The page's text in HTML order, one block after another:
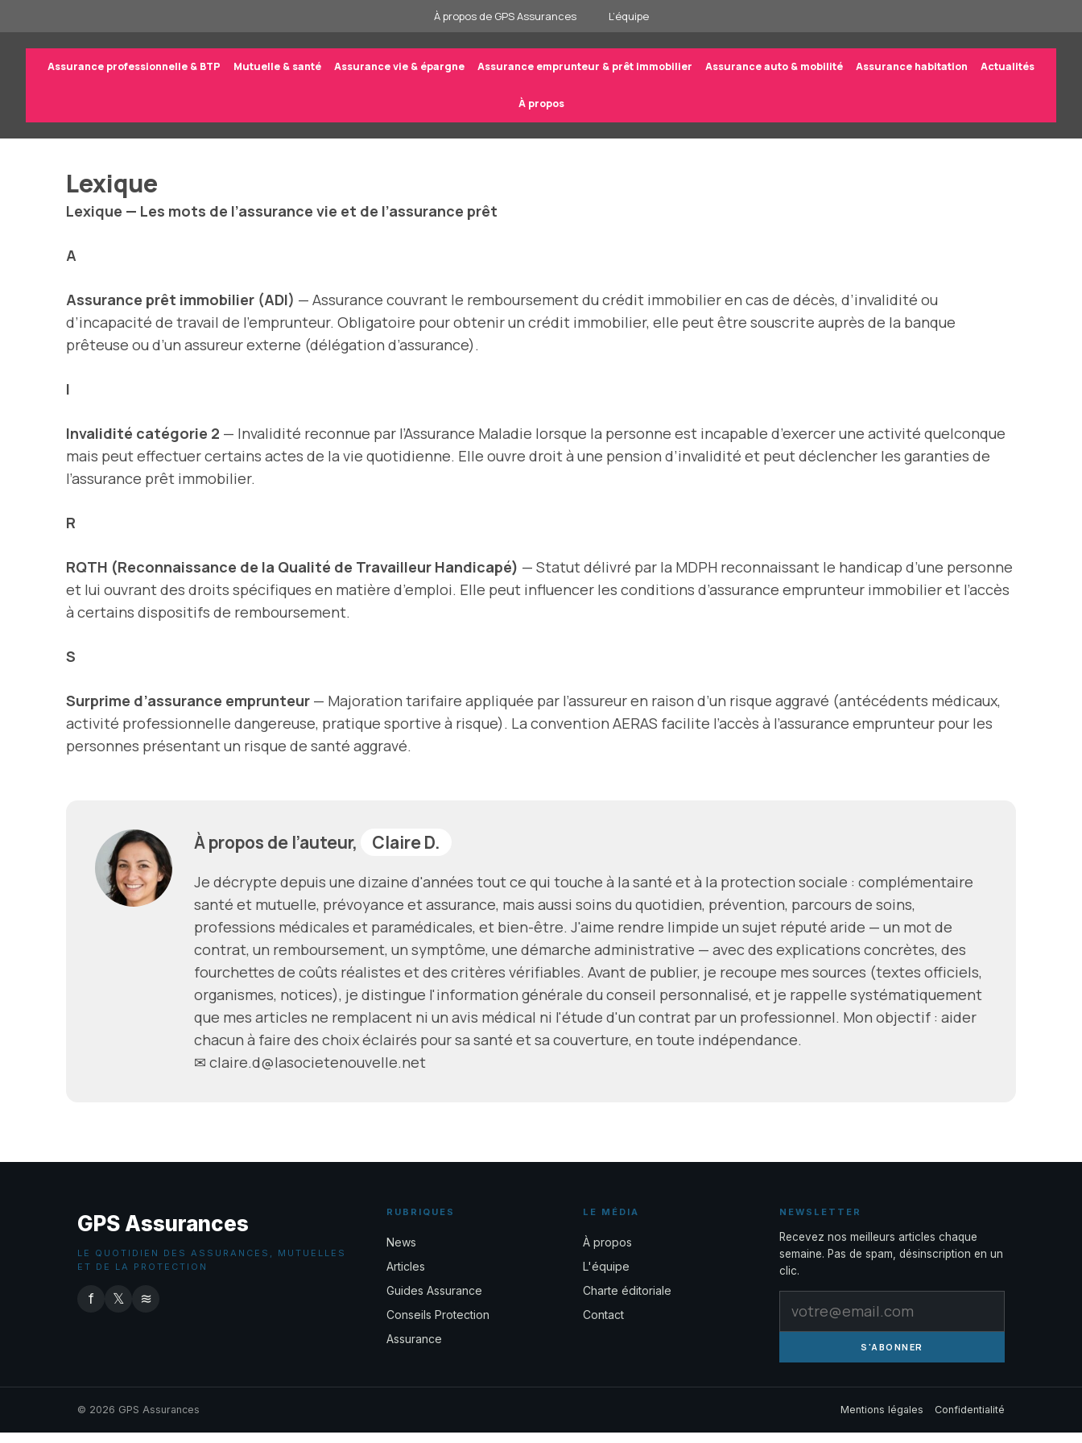
au
À propos de GPS Assurances L’équipe
Assurance professionnelle & BTP Mutuelle & santé Assurance vie & épargne Assurance emprunteur & prêt immobilier Assurance auto & mobilité Assurance habitation Actualités
À propos
Lexique
Lexique — Les mots de l’assurance vie et de l’assurance prêt
A
Assurance prêt immobilier (ADI) — Assurance couvrant le remboursement du crédit immobilier en cas de décès, d’invalidité ou
d’incapacité de travail de l’emprunteur. Obligatoire pour obtenir un crédit immobilier, elle peut être souscrite auprès de la banque
prêteuse ou d’un assureur externe (délégation d’assurance).
I
Invalidité catégorie 2 — Invalidité reconnue par l’Assurance Maladie lorsque la personne est incapable d’exercer une activité quelconque
mais peut effectuer certains actes de la vie quotidienne. Elle ouvre droit à une pension d’invalidité et peut déclencher les garanties de
l’assurance prêt immobilier.
R
RQTH (Reconnaissance de la Qualité de Travailleur Handicapé) — Statut délivré par la MDPH reconnaissant le handicap d’une personne
et lui ouvrant des droits spécifiques en matière d’emploi. Elle peut influencer les conditions d’assurance emprunteur immobilier et l’accès
à certains dispositifs de remboursement.
S
Surprime d’assurance emprunteur — Majoration tarifaire appliquée par l’assureur en raison d’un risque aggravé (antécédents médicaux,
activité professionnelle dangereuse, pratique sportive à risque). La convention AERAS facilite l’accès à l’assurance emprunteur pour les
personnes présentant un risque de santé aggravé.
À propos de l’auteur, Claire D.
Je décrypte depuis une dizaine d'années tout ce qui touche à la santé et à la protection sociale : complémentaire
santé et mutuelle, prévoyance et assurance, mais aussi soins du quotidien, prévention, parcours de soins,
professions médicales et paramédicales, et bien-être. J'aime rendre limpide un sujet réputé aride — un mot de
contrat, un remboursement, un symptôme, une démarche administrative — avec des explications concrètes, des
fourchettes de coûts réalistes et des critères vérifiables. Avant de publier, je recoupe mes sources (textes officiels,
organismes, notices), je distingue l'information générale du conseil personnalisé, et je rappelle systématiquement
que mes articles ne remplacent ni un avis médical ni l'étude d'un contrat par un professionnel. Mon objectif : aider
chacun à faire des choix éclairés pour sa santé et sa couverture, en toute indépendance.
✉ claire.d@lasocietenouvelle.net
GPS Assurances
LE QUOTIDIEN DES ASSURANCES, MUTUELLES
ET DE LA PROTECTION
f 𝕏 ≋
RUBRIQUES
News
Articles
Guides Assurance
Conseils Protection
Assurance
LE MÉDIA
À propos
L'équipe
Charte éditoriale
Contact
NEWSLETTER
Recevez nos meilleurs articles chaque
semaine. Pas de spam, désinscription en un
clic.
S'ABONNER
© 2026 GPS Assurances Mentions légales Confidentialité